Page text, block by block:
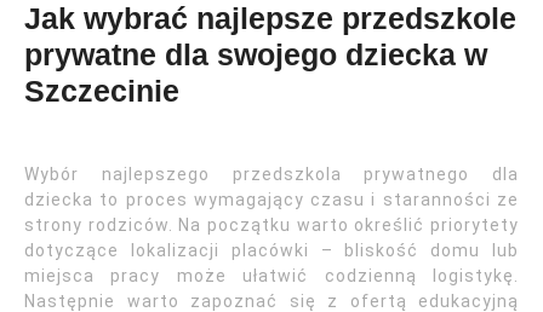
Jak wybrać najlepsze przedszkole
prywatne dla swojego dziecka w
Szczecinie
Wybór najlepszego przedszkola prywatnego dla
dziecka to proces wymagający czasu i staranności ze
strony rodziców. Na początku warto określić priorytety
dotyczące lokalizacji placówki – bliskość domu lub
miejsca pracy może ułatwić codzienną logistykę.
Następnie warto zapoznać się z ofertą edukacyjną